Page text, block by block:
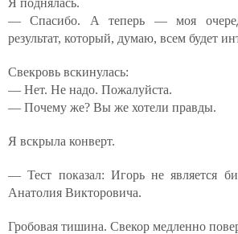
Я поднялась.
— Спасибо. А теперь — моя
результат, который, думаю, всем будет
Свекровь вскинулась:
— Нет. Не надо. Пожалуйста.
— Почему же? Вы же хотели правды.
Я вскрыла конверт.
— Тест показал: Игорь не является
Анатолия Викторовича.
Гробовая тишина. Свекор медленно